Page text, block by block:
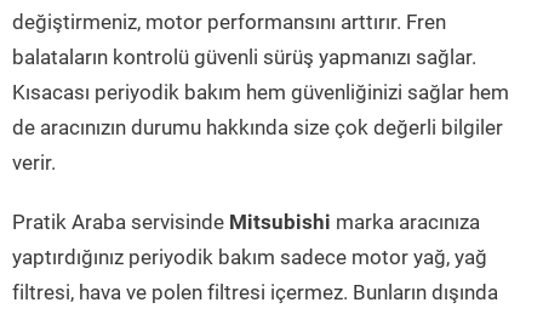
değiştirmeniz, motor performansını arttırır. Fren
balataların kontrolü güvenli sürüş yapmanızı sağlar.
Kısacası periyodik bakım hem güvenliğinizi sağlar hem
de aracınızın durumu hakkında size çok değerli bilgiler
verir.
Pratik Araba servisinde Mitsubishi marka aracınıza
yaptırdığınız periyodik bakım sadece motor yağ, yağ
filtresi, hava ve polen filtresi içermez. Bunların dışında